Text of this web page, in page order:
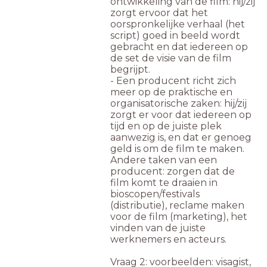
zorgt ervoor dat het
oorspronkelijke verhaal (het
script) goed in beeld wordt
gebracht en dat iedereen op
de set de visie van de film
begrijpt.
- Een producent richt zich
meer op de praktische en
organisatorische zaken: hij/zij
zorgt er voor dat iedereen op
tijd en op de juiste plek
aanwezig is, en dat er genoeg
geld is om de film te maken.
Andere taken van een
producent: zorgen dat de
film komt te draaien in
bioscopen/festivals
(distributie), reclame maken
voor de film (marketing), het
vinden van de juiste
werknemers en acteurs.
Vraag 2: voorbeelden: visagist,